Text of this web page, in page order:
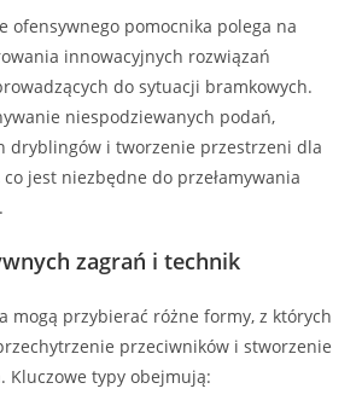
ofensywnego pomocnika polega na
innowacyjnych rozwiązań
do sytuacji bramkowych.
niespodziewanych podań,
dryblingów i tworzenie przestrzeni dla
jest niezbędne do przełamywania
zagrań i technik
mogą przybierać różne formy, z których
przeciwników i stworzenie
Kluczowe typy obejmują: